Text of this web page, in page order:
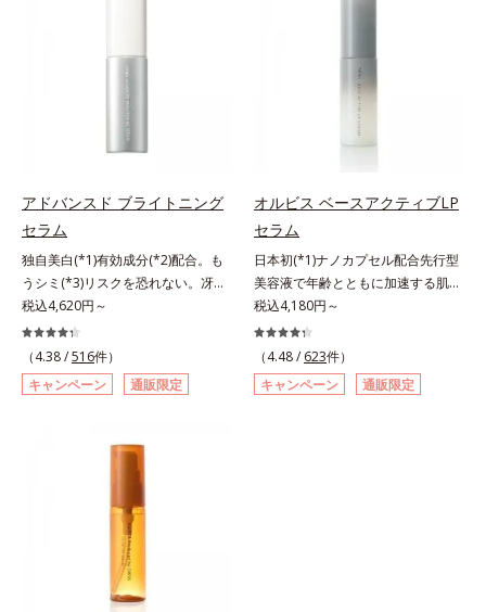
促進し、年齢とともに刻まれる深い
悩みのシワを改善しながら、過剰な
メラニン生成を防ぎ未来のシミ・ソ
バカスを予防します。さらに独自研
究に基づいた浸透型ハリ保湿成分
で、"顔全体にご使用いただける設
計"。見えているシワはもちろん、
自分では気づきにくい死角のシワの
改善にも効果を発揮します。*1 メ
ラニンの生成を抑え、シミ・ソバカ
スを防ぐ*2 ナイアシンアミド（有
効成分）、水添大豆リン脂質、フィ
トステロール、水（基剤）、
BG（保湿）*3 角層まで*4 K石けん
角層の範囲内における自社従来品処
方との比較*6 ドクダミエキス、シ
クロヘキサンジカルボン酸ビスエト
キシジグリコール（保湿）＜使用量
目安＞パール1粒程度＜ご使用ステ
ップ＞洗顔料 ⇒ 化粧水 ⇒ ザ リン
クルセラム ⇒ 保湿液＜1商品あたり
めるような加工を行う）」。不要と
されるものを生まれ変わらせて新し
いパワーを引き出し、サイエンスの
力でまっさらな素肌へと導くクリー
ンビューティブランドです。
アドバンスド ブライトニング
セラム
独自美白(*1)有効成分(*2)配合。も
うシミ(*3)リスクを恐れない。冴え
わたる透明美肌(*4)へ。先端肌科学
が導く、透明感あふれる輝き(*4)
へ。今の自分の肌も未来の肌もあき
らめない、自分史上最高の冴えわた
る透明美肌(*4)を目指すには、美肌
ミを予防するお手入れを続けること
ーラ・オルビスグループ独自の美白
(*1)有効成分「m-ピクセノール（デ
クスパンテノールW）」を配合。シ
ミの原因になると考えられる“メラ
ニンの塊”を居座らせない(*1)、粉砕
と排出サポート(*5)の2ステップで
税込4,620円～
（4.38 /516件）
キャンペーン
通販限定
オルビス ベースアクティブLP
セラム
日本初(*1)ナノカプセル配合先行型
美容液で年齢とともに加速する肌悩
み(*2)にブレーキを。スキンケアの
打ち止め感に。年齢とともに加速す
る肌悩み(*2)にブレーキをかけ、化
粧水前の土台(*3)づくりで、うるお
いに満ち満ちた内側から弾むような
税込4,180円～
（4.48 / 623件）
キャンペーン
通販限定